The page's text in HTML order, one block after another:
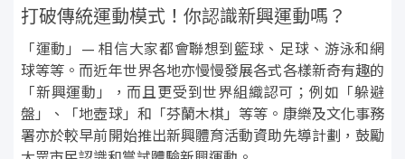
打破傳統運動模式！你認識新興運動嗎？
「運動」— 相信大家都會聯想到籃球、足球、游泳和網
球等等。而近年世界各地亦慢慢發展各式各樣新奇有趣的
「新興運動」，而且更受到世界組織認可；例如「躲避
盤」、「地壺球」和「芬蘭木棋」等等。康樂及文化事務
署亦於較早前開始推出新興體育活動資助先導計劃，鼓勵